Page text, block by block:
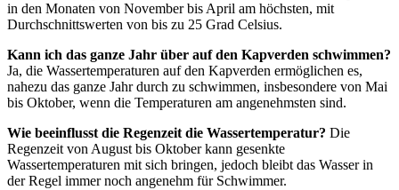
in den Monaten von November bis April am höchsten, mit
Durchschnittswerten von bis zu 25 Grad Celsius.
Kann ich das ganze Jahr über auf den Kapverden schwimmen?
Ja, die Wassertemperaturen auf den Kapverden ermöglichen es,
nahezu das ganze Jahr durch zu schwimmen, insbesondere von Mai
bis Oktober, wenn die Temperaturen am angenehmsten sind.
Wie beeinflusst die Regenzeit die Wassertemperatur? Die
Regenzeit von August bis Oktober kann gesenkte
Wassertemperaturen mit sich bringen, jedoch bleibt das Wasser in
der Regel immer noch angenehm für Schwimmer.